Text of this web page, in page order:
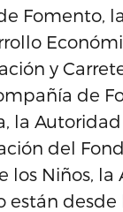
Fomento,
y
de
la
del
los Niños,